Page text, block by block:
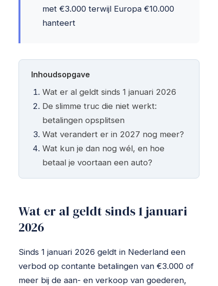
met €3.000 terwijl Europa €10.000
hanteert
Inhoudsopgave
Wat er al geldt sinds 1 januari 2026
De slimme truc die niet werkt:
betalingen opsplitsen
Wat verandert er in 2027 nog meer?
Wat kun je dan nog wél, en hoe
betaal je voortaan een auto?
Wat er al geldt sinds 1 januari
2026
Sinds 1 januari 2026 geldt in Nederland een
verbod op contante betalingen van €3.000 of
meer bij de aan- en verkoop van goederen,